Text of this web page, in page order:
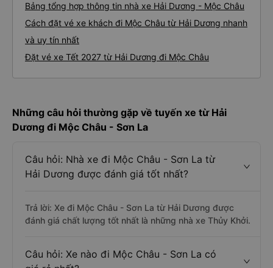
Bảng tổng hợp thông tin nhà xe Hải Dương - Mộc Châu
Cách đặt vé xe khách đi Mộc Châu từ Hải Dương nhanh
và uy tín nhất
Đặt vé xe Tết 2027 từ Hải Dương đi Mộc Châu
Những câu hỏi thường gặp về tuyến xe từ Hải
Dương đi Mộc Châu - Sơn La
Câu hỏi: Nhà xe đi Mộc Châu - Sơn La từ
Hải Dương được đánh giá tốt nhất?
Trả lời: Xe đi Mộc Châu - Sơn La từ Hải Dương được
đánh giá chất lượng tốt nhất là những nhà xe Thủy Khởi.
Câu hỏi: Xe nào đi Mộc Châu - Sơn La có